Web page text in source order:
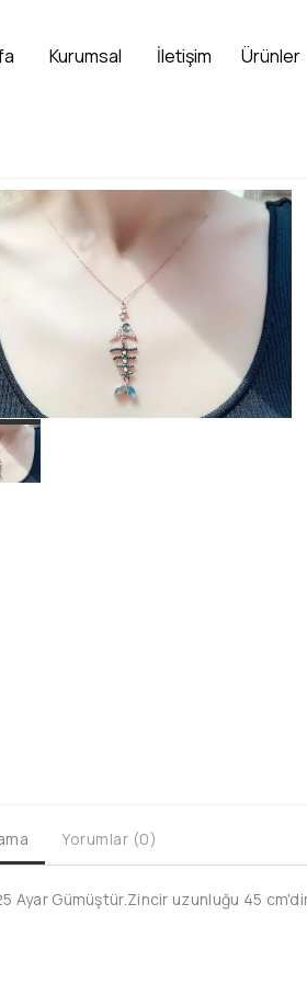
Yorumlar (0)
Ayar Gümüştür.Zincir uzunluğu 45
Kurumsal İletişim Ürünler